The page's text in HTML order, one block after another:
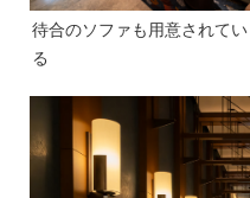
待合のソファも用意されてい
る